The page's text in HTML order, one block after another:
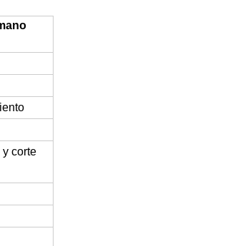
y corte